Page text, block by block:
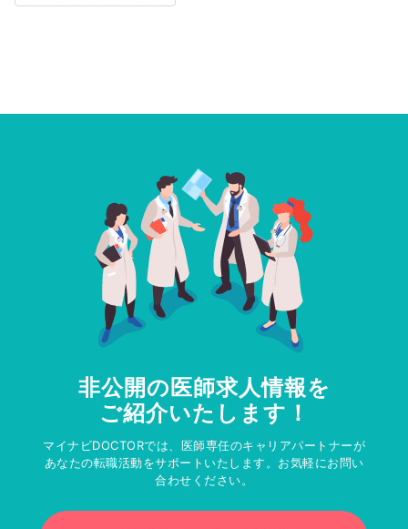
非公開の医師求人情報を
ご紹介いたします！
マイナビDOCTORでは、医師専任のキャリアパートナーが
あなたの転職活動をサポートいたします。お気軽にお問い
合わせください。